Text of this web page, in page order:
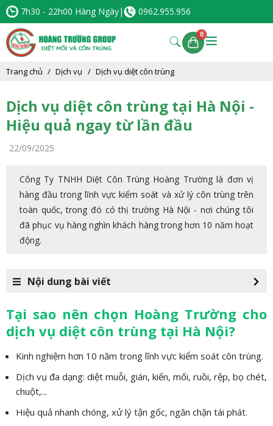
7h30 - 22h00 Hàng Ngày| 0962.955.956
Trang chủ Dịch vụ Dịch vụ diệt côn trùng
Dịch vụ diệt côn trùng tại Hà Nội -
Hiệu quả ngay từ lần đầu
22/09/2025
Công Ty TNHH Diệt Côn Trùng Hoàng Trường là đơn vị
hàng đầu trong lĩnh vực kiểm soát và xử lý côn trùng trên
toàn quốc, trong đó có thị trường Hà Nội - nơi chúng tôi
đã phục vụ hàng nghìn khách hàng trong hơn 10 năm hoạt
động.
Nội dung bài viết
Tại sao nên chọn Hoàng Trường cho
dịch vụ diệt côn trùng tại Hà Nội?
Kinh nghiệm hơn 10 năm trong lĩnh vực kiểm soát côn trùng.
Dịch vụ đa dạng: diệt muỗi, gián, kiến, mối, ruồi, rệp, bọ chét,
chuột,...
Hiệu quả nhanh chóng, xử lý tận gốc, ngăn chặn tái phát.